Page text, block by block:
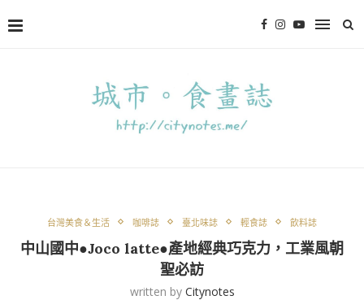
台灣美食＆生活 咖啡誌 臺北味誌 輕食誌 飲料誌
中山國中●Joco latte●產地經典巧克力，工業風朝
聖必訪
written by Citynotes